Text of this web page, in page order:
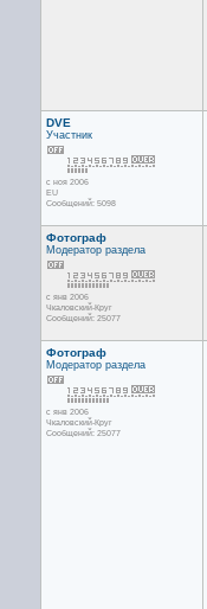
DVE
Участник
с ноя 2006
EU
Сообщений: 5098
Фотограф
Модератор раздела
с янв 2006
Чкаловский-Круг
Сообщений: 25077
Фотограф
Модератор раздела
с янв 2006
Чкаловский-Круг
Сообщений: 25077